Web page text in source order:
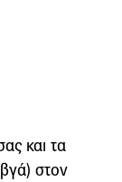
και τα
στον